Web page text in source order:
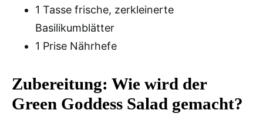
1 Tasse frische, zerkleinerte
Basilikumblätter
1 Prise Nährhefe
Zubereitung: Wie wird der
Green Goddess Salad gemacht?